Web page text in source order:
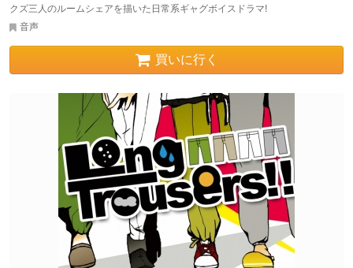
クズ三人のルームシェアを描いた日常系ギャグボイスドラマ!
音声
買いに行く